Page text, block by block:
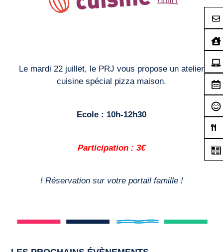
Le mardi 22 juillet, le PRJ vous propose un atelier
cuisine spécial pizza maison.
Ecole : 10h-12h30
Participation : 3€
! Réservation sur votre portail famille !